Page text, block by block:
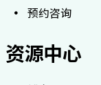
预约咨询
资源中心